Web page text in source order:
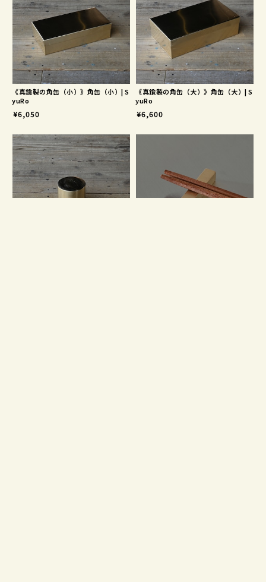
《真鍮製の角缶（小）》角缶（小）| S
yuRo
¥6,050
《真鍮製の角缶（大）》角缶（大）| S
yuRo
¥6,600